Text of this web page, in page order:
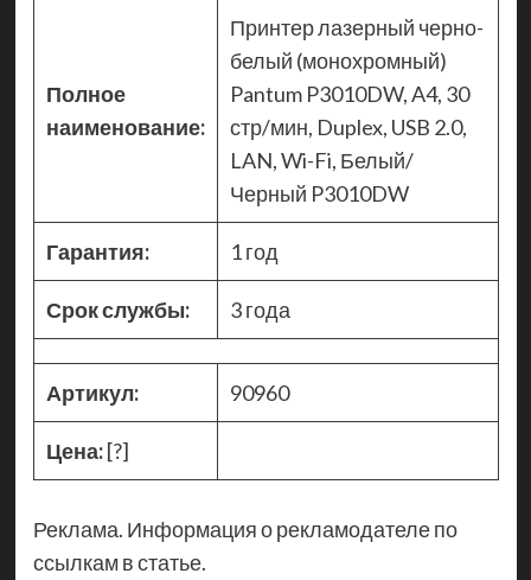
Полное
наименование:
Принтер лазерный черно-
белый (монохромный)
Pantum P3010DW, A4, 30
стр/мин, Duplex, USB 2.0,
LAN, Wi-Fi, Белый/
Черный P3010DW
Гарантия: 1 год
Срок службы: 3 года
Артикул: 90960
Цена:[?]
Реклама. Информация о рекламодателе по
ссылкам в статье.